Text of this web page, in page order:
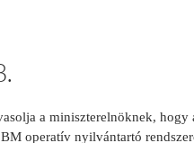
a miniszterelnöknek, hogy
operatív nyilvántartó